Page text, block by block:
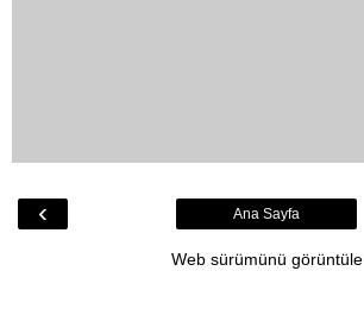
‹ Ana Sayfa
Web sürümünü görüntüle